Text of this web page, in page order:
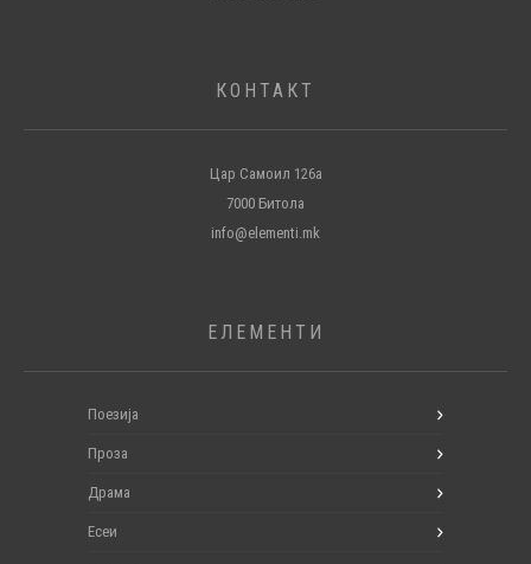
КОНТАКТ
Цар Самоил 126а
7000 Битола
info@elementi.mk
ЕЛЕМЕНТИ
Поезија
Проза
Драма
Есеи